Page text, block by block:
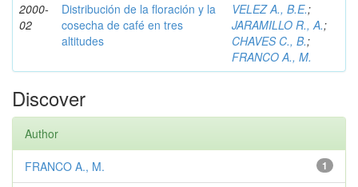
2000-
02
Distribución de la floración y la
cosecha de café en tres
altitudes
VELEZ A., B.E.;
JARAMILLO R., A.;
CHAVES C., B.;
FRANCO A., M.
Discover
Author
1
FRANCO A., M.